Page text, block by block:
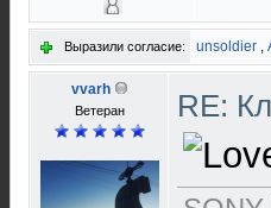
Выразили согласие: unsoldier ,
vvarh
Ветеран RE: